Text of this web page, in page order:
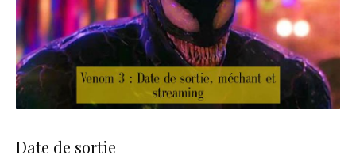
Date de sortie